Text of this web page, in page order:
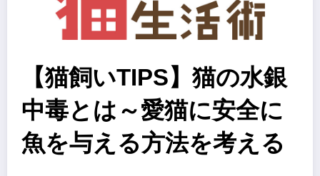
【猫飼いTIPS】猫の水銀
中毒とは～愛猫に安全に
魚を与える方法を考える